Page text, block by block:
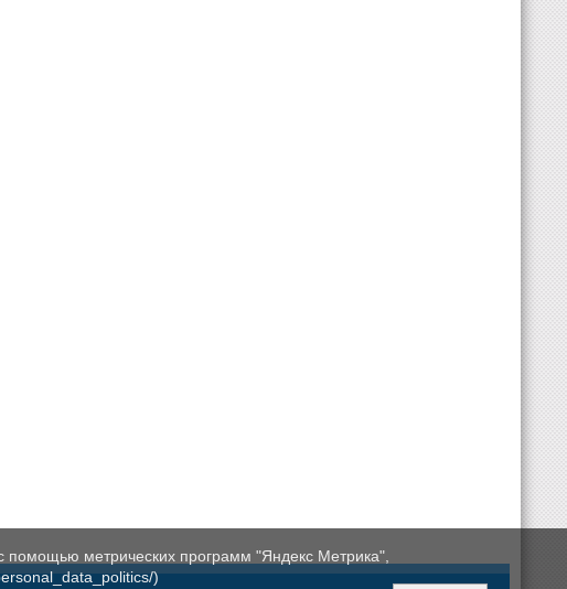
помощью метрических программ "Яндекс Метрика",
)